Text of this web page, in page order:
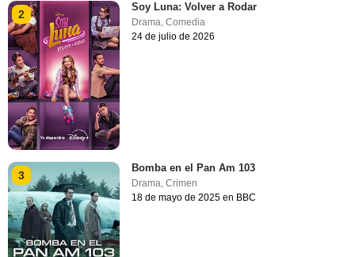
2
Soy Luna: Volver a Rodar
Drama,Comedia
24 de julio de 2026
3
Bomba en el Pan Am 103
Drama,Crimen
18 de mayo de 2025 en BBC